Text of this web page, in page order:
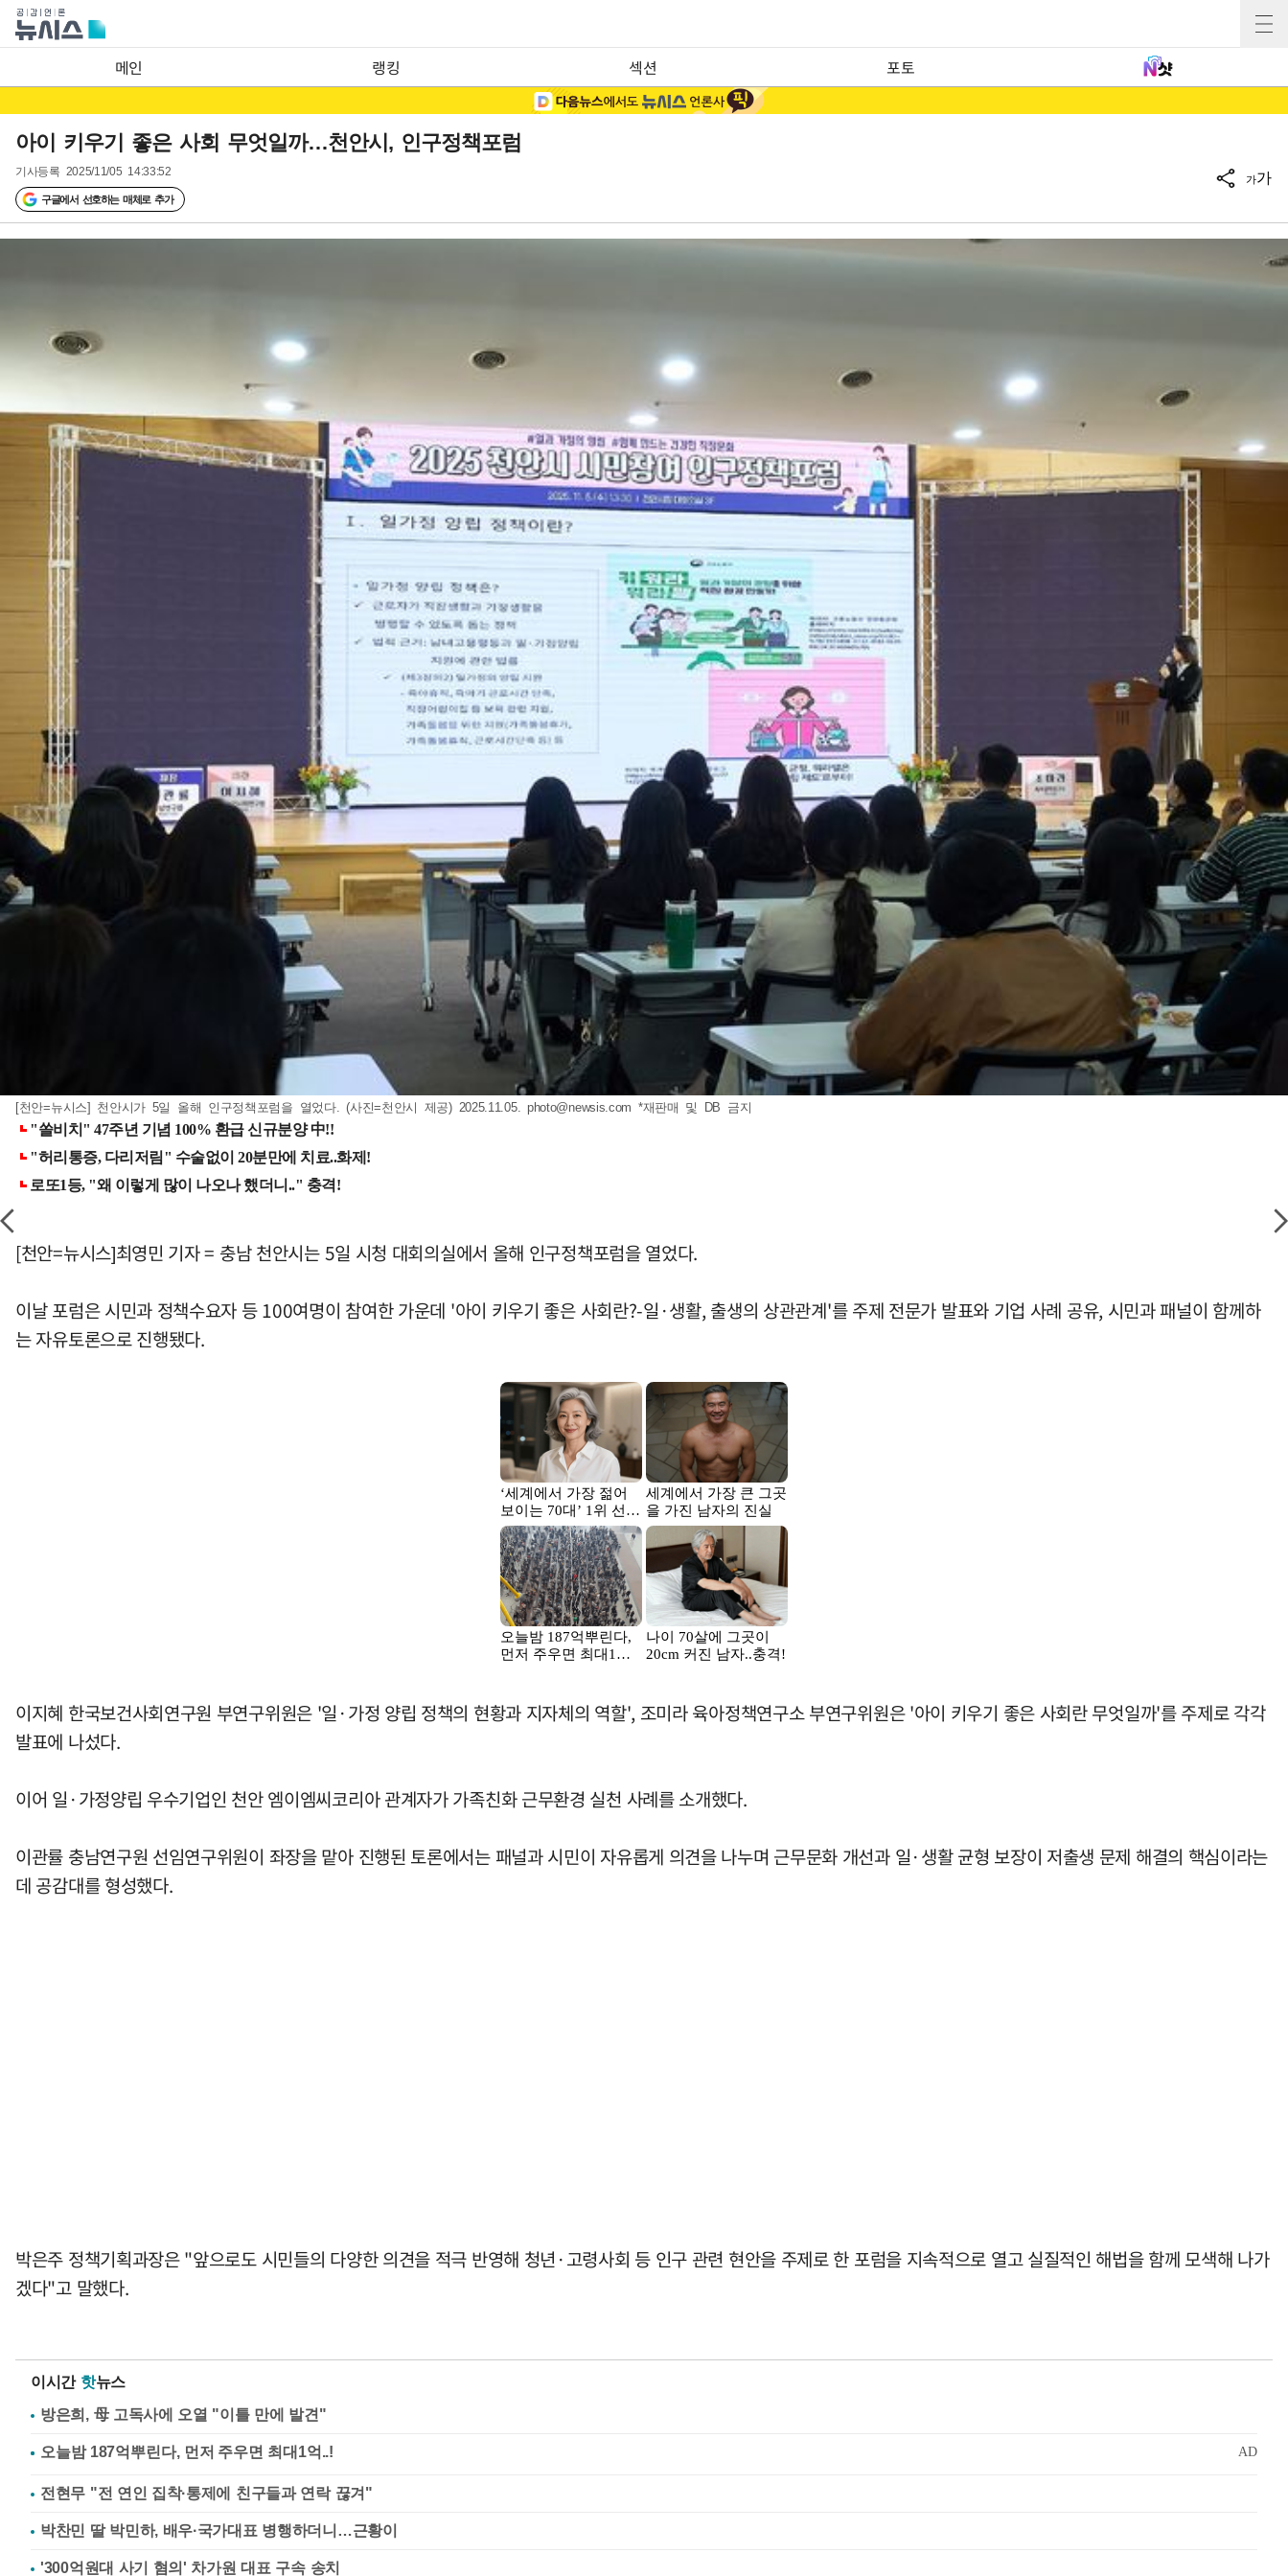
메인 랭킹 섹션 포토
아이 키우기 좋은 사회 무엇일까…천안시, 인구정책포럼
기사등록 2025/11/05 14:33:52
구글에서 선호하는 매체로 추가
가가
[천안=뉴시스] 천안시가 5일 올해 인구정책포럼을 열었다. (사진=천안시 제공) 2025.11.05. photo@newsis.com *재판매 및 DB 금지
[천안=뉴시스]최영민 기자 = 충남 천안시는 5일 시청 대회의실에서 올해 인구정책포럼을 열었다.
이날 포럼은 시민과 정책수요자 등 100여명이 참여한 가운데 '아이 키우기 좋은 사회란?-일·생활, 출생의 상관관계'를 주제 전문가 발표와 기업 사례 공유, 시민과 패널이 함께하
는 자유토론으로 진행됐다.
이지혜 한국보건사회연구원 부연구위원은 '일·가정 양립 정책의 현황과 지자체의 역할', 조미라 육아정책연구소 부연구위원은 '아이 키우기 좋은 사회란 무엇일까'를 주제로 각각
발표에 나섰다.
이어 일·가정양립 우수기업인 천안 엠이엠씨코리아 관계자가 가족친화 근무환경 실천 사례를 소개했다.
이관률 충남연구원 선임연구위원이 좌장을 맡아 진행된 토론에서는 패널과 시민이 자유롭게 의견을 나누며 근무문화 개선과 일·생활 균형 보장이 저출생 문제 해결의 핵심이라는
데 공감대를 형성했다.
박은주 정책기획과장은 "앞으로도 시민들의 다양한 의견을 적극 반영해 청년·고령사회 등 인구 관련 현안을 주제로 한 포럼을 지속적으로 열고 실질적인 해법을 함께 모색해 나가
겠다"고 말했다.
이시간 핫뉴스
방은희, 母 고독사에 오열 "이틀 만에 발견"
전현무 "전 연인 집착·통제에 친구들과 연락 끊겨"
박찬민 딸 박민하, 배우·국가대표 병행하더니…근황이
'300억원대 사기 혐의' 차가원 대표 구속 송치